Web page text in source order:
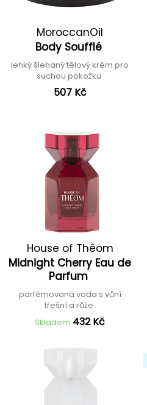
MoroccanOil
Body Soufflé
lehký šlehaný tělový krém pro
suchou pokožku
507 Kč
House of Thêom
Midnight Cherry Eau de
Parfum
parfémovaná voda s vůní
třešní a růže
Skladem 432 Kč